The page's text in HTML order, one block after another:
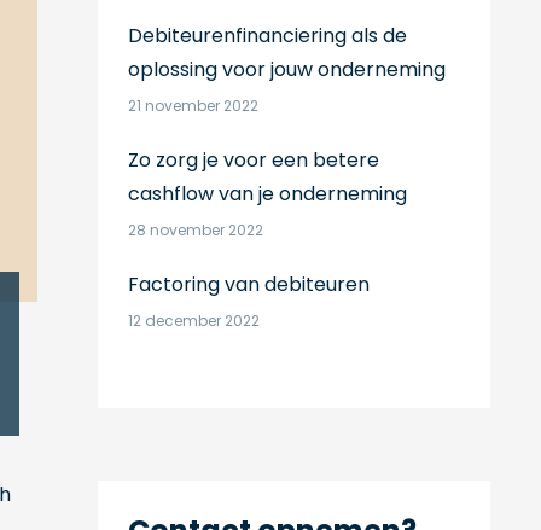
Debiteurenfinanciering als de
oplossing voor jouw onderneming
21 november 2022
Zo zorg je voor een betere
cashflow van je onderneming
28 november 2022
Factoring van debiteuren
12 december 2022